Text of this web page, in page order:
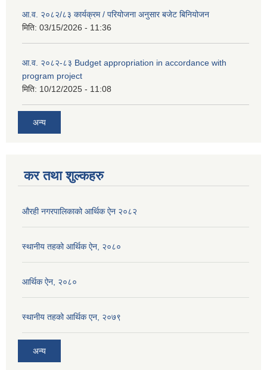
आ.व. २०८२/८३ कार्यक्रम / परियोजना अनुसार बजेट बिनियोजन
मिति: 03/15/2026 - 11:36
आ.व. २०८२-८३ Budget appropriation in accordance with
program project
मिति: 10/12/2025 - 11:08
अन्य
कर तथा शुल्कहरु
औरही नगरपालिकाको आर्थिक ऐन २०८२
स्थानीय तहको आर्थिक ऐन, २०८०
आर्थिक ऐन, २०८०
स्थानीय तहको आर्थिक एन, २०७९
अन्य